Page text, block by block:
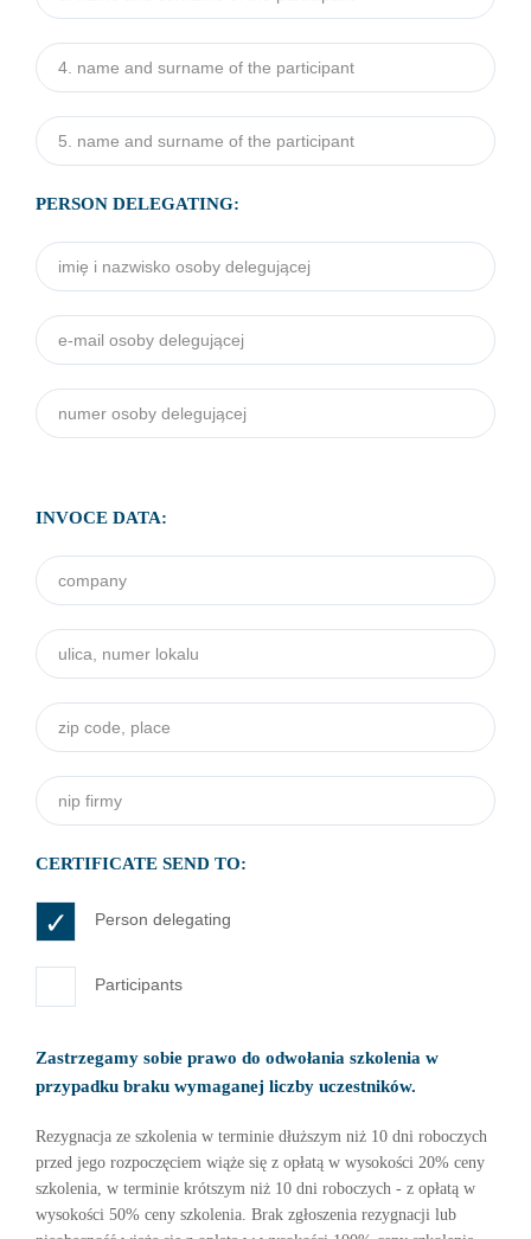
4. Name and surname of the participant
5. Name and surname of the participant
PERSON DELEGATING:
Imię i nazwisko osoby delegującej
E-mail osoby delegującej
Numer osoby delegującej
INVOCE DATA:
Company
ulica, numer lokalu
zip code, place
Nip firmy
CERTIFICATE SEND TO:
CertificatePerson delegating
Participants
Zastrzegamy sobie prawo do odwołania szkolenia w
przypadku braku wymaganej liczby uczestników.
Rezygnacja ze szkolenia w terminie dłuższym niż 10 dni roboczych
przed jego rozpoczęciem wiąże się z opłatą w wysokości 20% ceny
szkolenia, w terminie krótszym niż 10 dni roboczych - z opłatą w
wysokości 50% ceny szkolenia. Brak zgłoszenia rezygnacji lub